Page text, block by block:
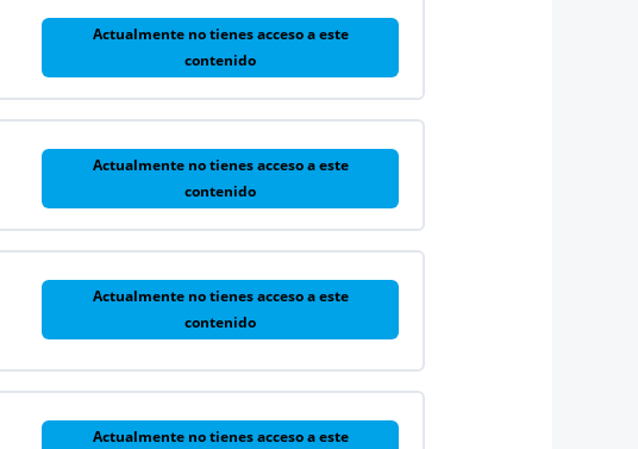
Actualmente no tienes acceso a este
contenido
Actualmente no tienes acceso a este
contenido
Actualmente no tienes acceso a este
contenido
Actualmente no tienes acceso a este